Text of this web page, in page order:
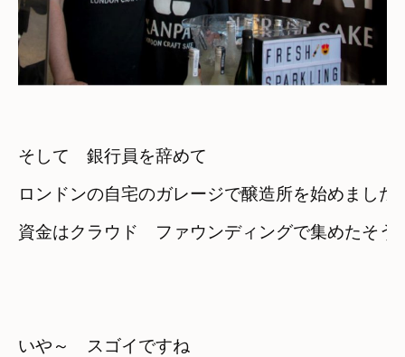
そして　銀行員を辞めて
ロンドンの自宅のガレージで醸造所を始めました
資金はクラウド　ファウンディングで集めたそう
いや～　スゴイですね